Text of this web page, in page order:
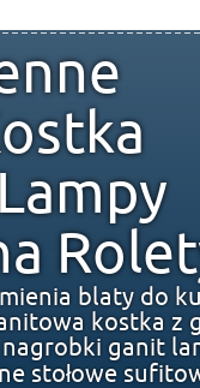
blaty do
kostka z
ganit
stołowe